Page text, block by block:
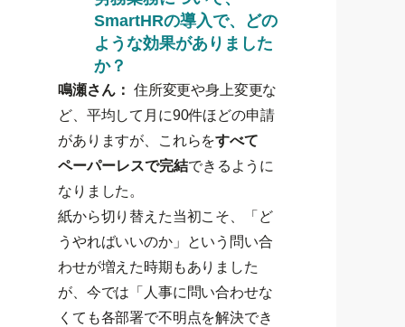
SmartHRの導入で、どの
ような効果がありました
か？
鳴瀬さん： 住所変更や身上変更な
ど、平均して月に90件ほどの申請
がありますが、これらをすべて
ペーパーレスで完結できるように
なりました。
紙から切り替えた当初こそ、「ど
うやればいいのか」という問い合
わせが増えた時期もありました
が、今では「人事に問い合わせな
くても各部署で不明点を解決でき